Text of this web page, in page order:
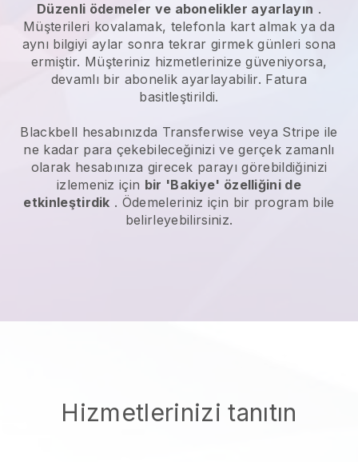
Düzenli ödemeler ve abonelikler ayarlayın .
Müşterileri kovalamak, telefonla kart almak ya da
aynı bilgiyi aylar sonra tekrar girmek günleri sona
ermiştir. Müşteriniz hizmetlerinize güveniyorsa,
devamlı bir abonelik ayarlayabilir. Fatura
basitleştirildi.
Blackbell hesabınızda Transferwise veya Stripe ile
ne kadar para çekebileceğinizi ve gerçek zamanlı
olarak hesabınıza girecek parayı görebildiğinizi
izlemeniz için bir 'Bakiye' özelliğini de
etkinleştirdik . Ödemeleriniz için bir program bile
belirleyebilirsiniz.
Hizmetlerinizi tanıtın